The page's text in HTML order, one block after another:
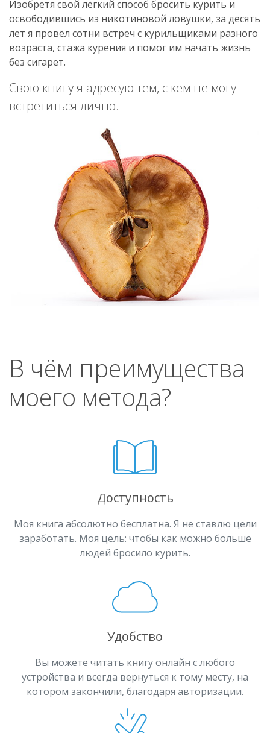
Изобретя свой лёгкий способ бросить курить и
освободившись из никотиновой ловушки, за десять
лет я провёл сотни встреч с курильщиками разного
возраста, стажа курения и помог им начать жизнь
без сигарет.
Свою книгу я адресую тем, с кем не могу
встретиться лично.
В чём преимущества
моего метода?
Доступность
Моя книга абсолютно бесплатна. Я не ставлю цели
заработать. Моя цель: чтобы как можно больше
людей бросило курить.
Удобство
Вы можете читать книгу онлайн с любого
устройства и всегда вернуться к тому месту, на
котором закончили, благодаря авторизации.